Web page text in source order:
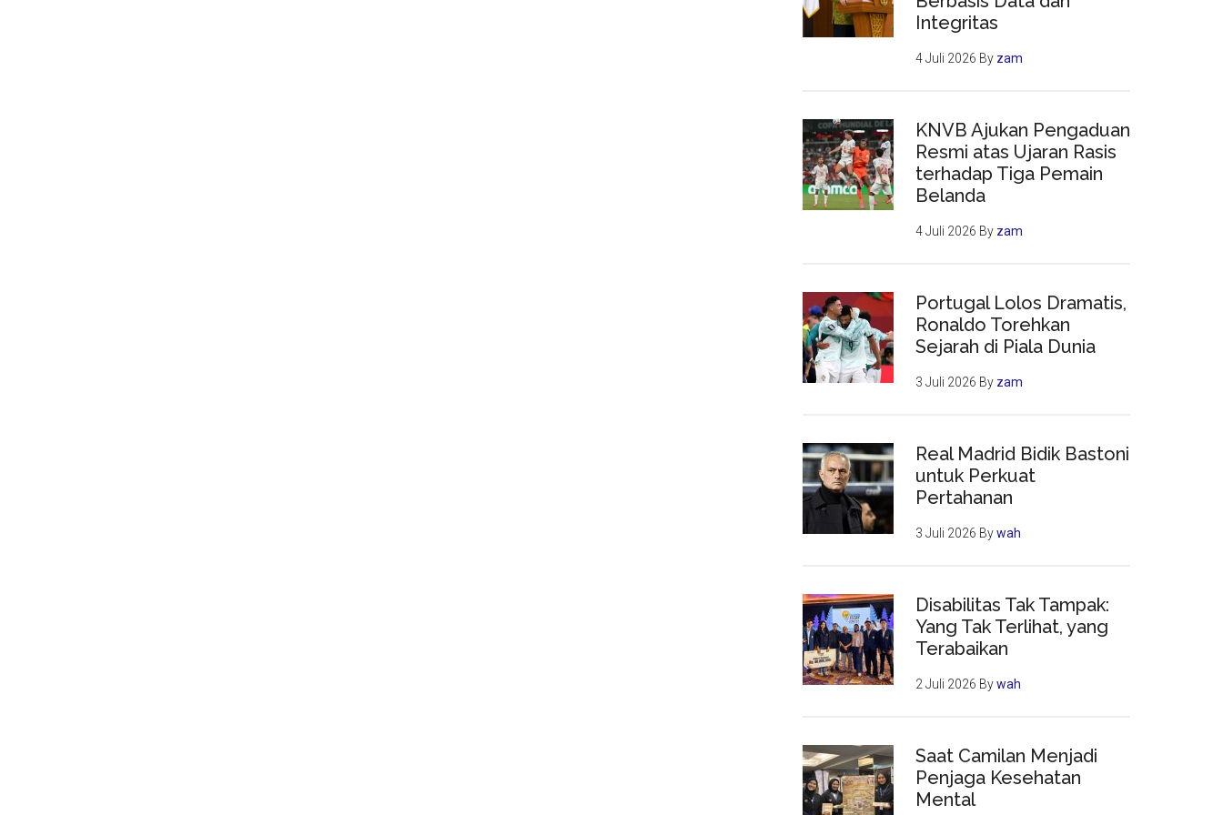
Integritas
4 Juli 2026 By zam
KNVB Ajukan Pengaduan
Resmi atas Ujaran Rasis
terhadap Tiga Pemain
Belanda
4 Juli 2026 By zam
Portugal Lolos Dramatis,
Ronaldo Torehkan
Sejarah di Piala Dunia
3 Juli 2026 By zam
Real Madrid Bidik Bastoni
untuk Perkuat
Pertahanan
3 Juli 2026 Bywah
Disabilitas Tak Tampak:
Yang Tak Terlihat, yang
Terabaikan
2 Juli 2026 Bywah
Saat Camilan Menjadi
Penjaga Kesehatan
Mental